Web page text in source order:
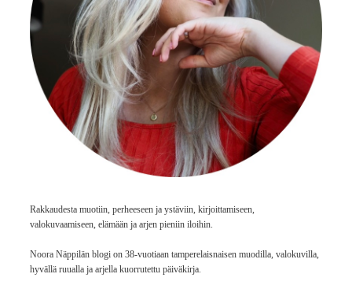
Rakkaudesta muotiin, perheeseen ja ystäviin, kirjoittamiseen,
valokuvaamiseen, elämään ja arjen pieniin iloihin.
Noora Näppilän blogi on 38-vuotiaan tamperelaisnaisen muodilla, valokuvilla,
hyvällä ruualla ja arjella kuorrutettu päiväkirja.